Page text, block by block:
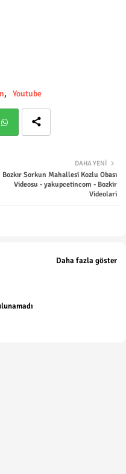
Youtube
tsap
DAHA YENI
Bozkır Sorkun Mahallesi Kozlu Obası
Videosu - yakupcetincom - Bozkir
Videolari
Daha fazla göster